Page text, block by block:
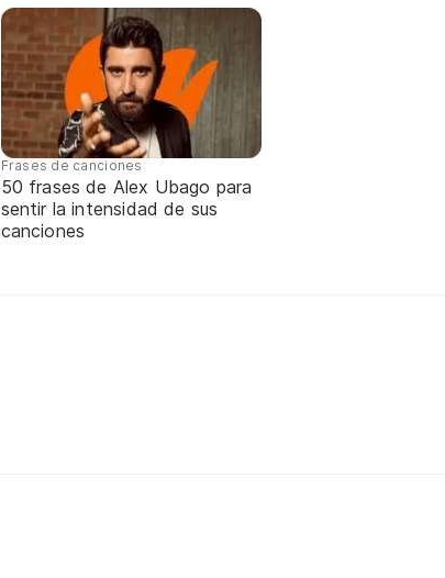
Frases de canciones
50 frases de Alex Ubago para
sentir la intensidad de sus
canciones